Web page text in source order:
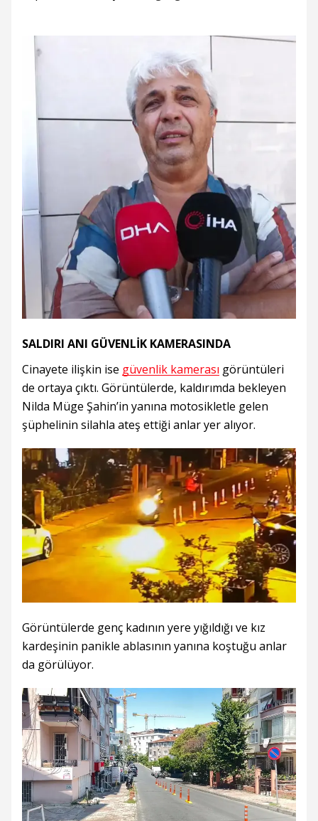
SALDIRI ANI GÜVENLİK KAMERASINDA
Cinayete ilişkin ise güvenlik kamerası görüntüleri
de ortaya çıktı. Görüntülerde, kaldırımda bekleyen
Nilda Müge Şahin’in yanına motosikletle gelen
şüphelinin silahla ateş ettiği anlar yer alıyor.
Görüntülerde genç kadının yere yığıldığı ve kız
kardeşinin panikle ablasının yanına koştuğu anlar
da görülüyor.